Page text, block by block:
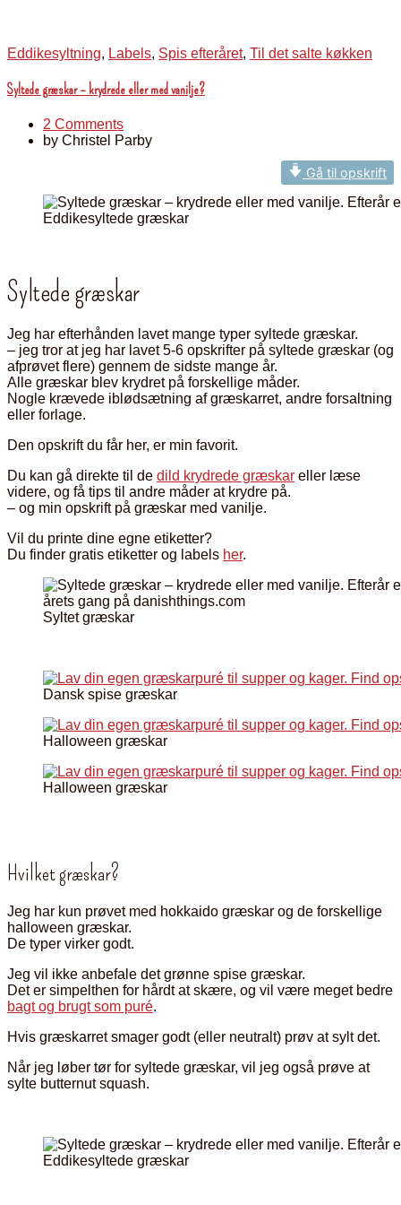
Eddikesyltning, Labels, Spis efteråret, Til det salte køkken
Syltede græskar – krydrede eller med vanilje?
2 Comments
by Christel Parby
Gå til opskrift
Eddikesyltede græskar
Syltede græskar
Jeg har efterhånden lavet mange typer syltede græskar.
– jeg tror at jeg har lavet 5-6 opskrifter på syltede græskar (og
afprøvet flere) gennem de sidste mange år.
Alle græskar blev krydret på forskellige måder.
Nogle krævede iblødsætning af græskarret, andre forsaltning
eller forlage.
Den opskrift du får her, er min favorit.
Du kan gå direkte til de dild krydrede græskar eller læse
videre, og få tips til andre måder at krydre på.
– og min opskrift på græskar med vanilje.
Vil du printe dine egne etiketter?
Du finder gratis etiketter og labels her.
Syltet græskar
Dansk spise græskar
Halloween græskar
Halloween græskar
Hvilket græskar?
Jeg har kun prøvet med hokkaido græskar og de forskellige
halloween græskar.
De typer virker godt.
Jeg vil ikke anbefale det grønne spise græskar.
Det er simpelthen for hårdt at skære, og vil være meget bedre
bagt og brugt som puré.
Hvis græskarret smager godt (eller neutralt) prøv at sylt det.
Når jeg løber tør for syltede græskar, vil jeg også prøve at
sylte butternut squash.
Eddikesyltede græskar